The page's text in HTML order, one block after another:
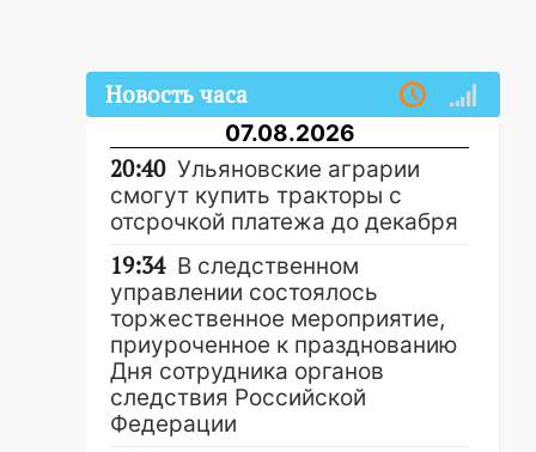
Новость часа
07.08.2026
20:40 Ульяновские аграрии
смогут купить тракторы с
отсрочкой платежа до декабря
19:34 В следственном
управлении состоялось
торжественное мероприятие,
приуроченное к празднованию
Дня сотрудника органов
следствия Российской
Федерации